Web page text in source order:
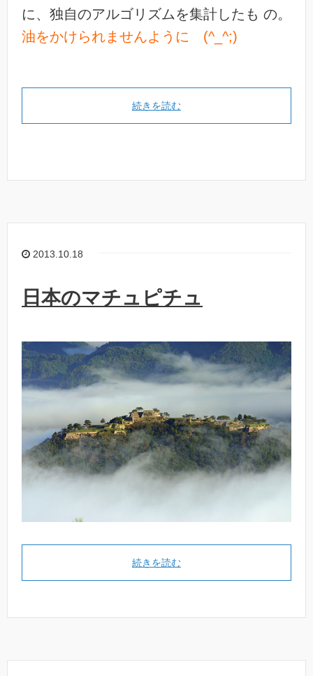
に、独自のアルゴリズムを集計したも の。
油をかけられませんように (^_^;)
続きを読む
2013.10.18
日本のマチュピチュ
続きを読む